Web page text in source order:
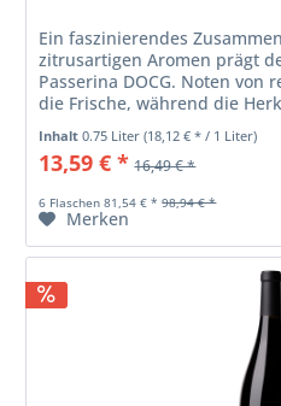
Ein faszinierendes
zitrusartigen Aromen prägt
Passerina DOCG. Noten
die Frische, während die
Inhalt0.75 Liter(18,12 € * / 1 Liter)
13,59 € * 16,49 € *
6 Flaschen 81,54 € * 98,94 € *
Merken